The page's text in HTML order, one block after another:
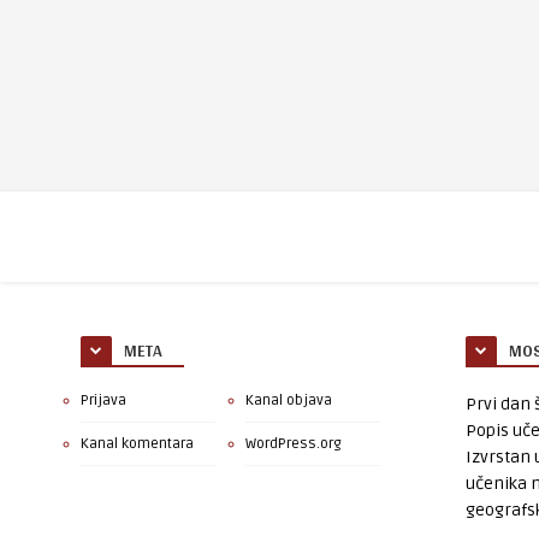
META
Prijava Kanal objava
Kanal komentara WordPress.org
Prvi dan
Popis
Izvrstan
učenika